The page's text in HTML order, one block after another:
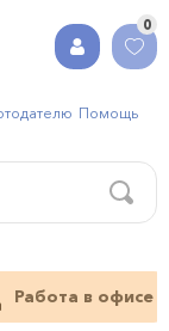
0
Помощь
Работа в офисе